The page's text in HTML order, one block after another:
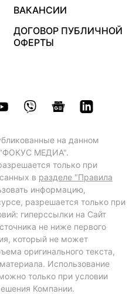
ВАКАНСИИ
ДОГОВОР ПУБЛИЧНОЙ
ОФЕРТЫ
на данном
"ФОКУС МЕДИА".
только при
в разделе "Правила
информацию,
разрешается только при
гиперссылки на Сайт
не ниже первого
который не может
оригинального текста,
Использование
только при условии
Компании.